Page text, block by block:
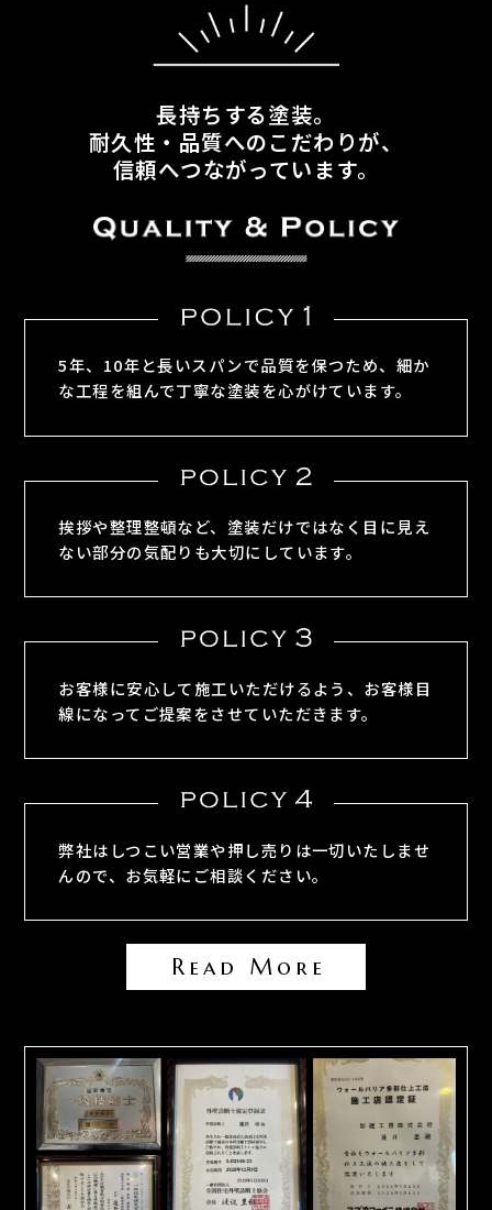
長持ちする塗装。
耐久性・品質へのこだわりが、
信頼へつながっています。
5年、10年と長いスパンで品質を保つため、細か
な工程を組んで丁寧な塗装を心がけています。
挨拶や整理整頓など、塗装だけではなく目に見え
ない部分の気配りも大切にしています。
お客様に安心して施工いただけるよう、お客様目
線になってご提案をさせていただきます。
弊社はしつこい営業や押し売りは一切いたしませ
んので、お気軽にご相談ください。
Read More